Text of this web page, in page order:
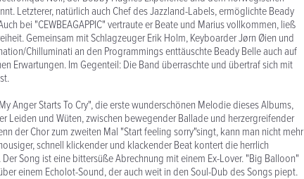
Letzterer, natürlich auch Chef des Jazzland-Labels, ermöglichte Beady
bei "CEWBEAGAPPIC" vertraute er Beate und Marius vollkommen, ließ
Gemeinsam mit Schlagzeuger Erik Holm, Keyboarder Jørn Øien und
Chilluminati an den Programmings enttäuschte Beady Belle auch auf
Erwartungen. Im Gegenteil: Die Band überraschte und übertraf sich mit
Anger Starts To Cry", die erste wunderschönen Melodie dieses Albums,
Leiden und Wüten, zwischen bewegender Ballade und herzergreifender
der Chor zum zweiten Mal "Start feeling sorry"singt, kann man nicht mehr
schnell klickender und klackender Beat kontert die herrlich
Song ist eine bittersüße Abrechnung mit einem Ex-Lover. "Big Balloon"
einem Echolot-Sound, der auch weit in den Soul-Dub des Songs piept.